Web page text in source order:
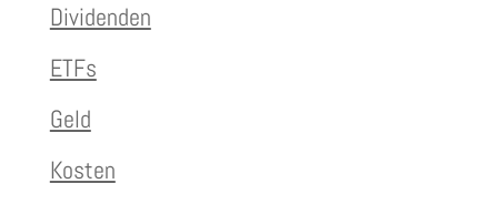
Dividenden
ETFs
Geld
Kosten